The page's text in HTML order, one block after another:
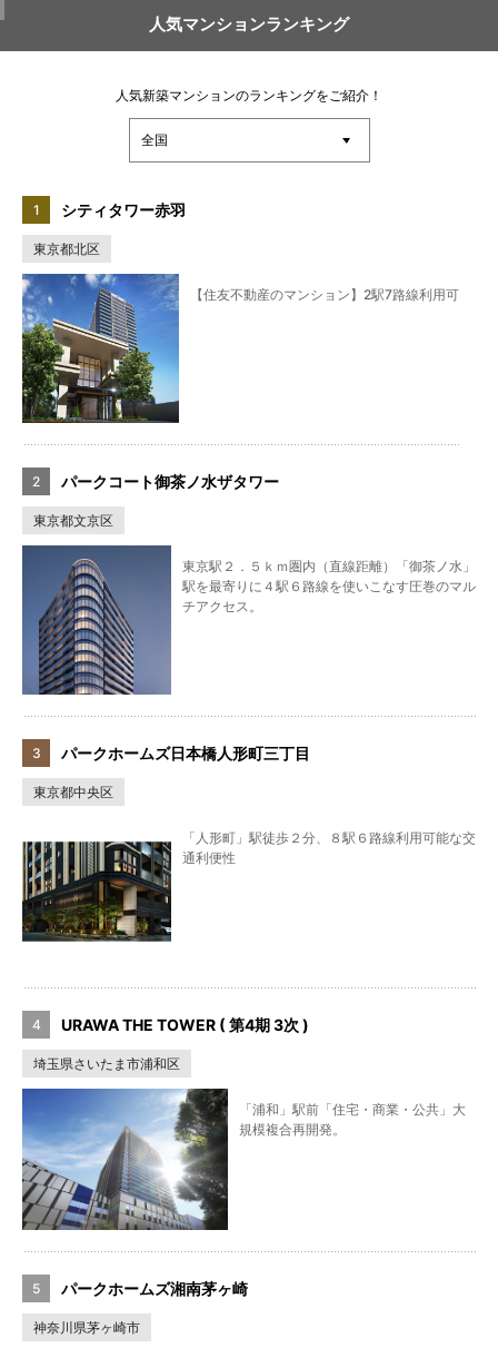
人気マンションランキング
人気新築マンションのランキングをご紹介！
シティタワー赤羽
東京都北区
【住友不動産のマンション】2駅7路線利用可
パークコート御茶ノ水ザタワー
東京都文京区
東京駅２．５ｋｍ圏内（直線距離）「御茶ノ水」
駅を最寄りに４駅６路線を使いこなす圧巻のマル
チアクセス。
パークホームズ日本橋人形町三丁目
東京都中央区
「人形町」駅徒歩２分、８駅６路線利用可能な交
通利便性
URAWA THE TOWER ( 第4期 3次 )
埼玉県さいたま市浦和区
「浦和」駅前「住宅・商業・公共」大
規模複合再開発。
パークホームズ湘南茅ヶ崎
神奈川県茅ヶ崎市